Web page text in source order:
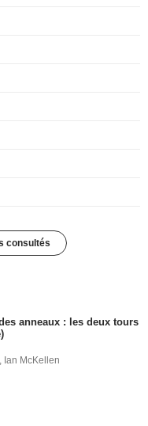
consultés
anneaux : les deux tours
Ian McKellen